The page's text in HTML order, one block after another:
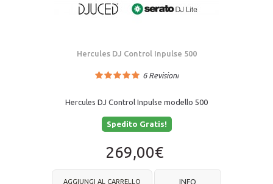
Hercules DJ Control Inpulse 500
6Revisioni
Hercules DJ Control Inpulse modello 500
Spedito Gratis!
269,00€
AGGIUNGI AL CARRELLO INFO